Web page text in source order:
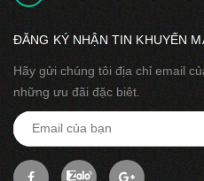
ĐĂNG KÝ NHẬN TIN KHUYẾN
Hãy gửi chúng tôi địa chỉ email
những ưu đãi đặc biêt.